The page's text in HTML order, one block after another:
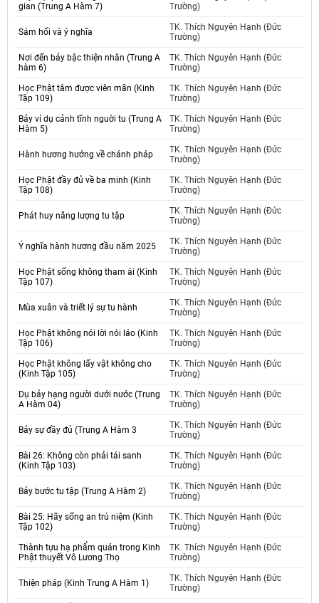
gian (Trung A Hàm 7)
Trường)
Sám hối và ý nghĩa
TK. Thích Nguyên Hạnh (Đức
Trường)
Nơi đến bảy bậc thiện nhân (Trung A
hàm 6)
TK. Thích Nguyên Hạnh (Đức
Trường)
Học Phật tâm được viên mãn (Kinh
Tập 109)
TK. Thích Nguyên Hạnh (Đức
Trường)
Bảy ví dụ cảnh tĩnh nguời tu (Trung A
Hàm 5)
TK. Thích Nguyên Hạnh (Đức
Trường)
Hành hương hướng về chánh pháp
TK. Thích Nguyên Hạnh (Đức
Trường)
Học Phật đầy đủ về ba minh (Kinh
Tập 108)
TK. Thích Nguyên Hạnh (Đức
Trường)
Phát huy năng lượng tu tập
TK. Thích Nguyên Hạnh (Đức
Trường)
Ý nghĩa hành hương đầu năm 2025
TK. Thích Nguyên Hạnh (Đức
Trường)
Học Phật sống không tham ái (Kinh
Tập 107)
TK. Thích Nguyên Hạnh (Đức
Trường)
Mùa xuân và triết lý sự tu hành
TK. Thích Nguyên Hạnh (Đức
Trường)
Học Phật không nói lời nói láo (Kinh
Tập 106)
TK. Thích Nguyên Hạnh (Đức
Trường)
Học Phật không lấy vật không cho
(Kinh Tập 105)
TK. Thích Nguyên Hạnh (Đức
Trường)
Dụ bảy hạng người dưới nước (Trung
A Hàm 04)
TK. Thích Nguyên Hạnh (Đức
Trường)
Bảy sự đầy đủ (Trung A Hàm 3
TK. Thích Nguyên Hạnh (Đức
Trường)
Bài 26: Không còn phải tái sanh
(Kinh Tập 103)
TK. Thích Nguyên Hạnh (Đức
Trường)
Bảy bước tu tập (Trung A Hàm 2)
TK. Thích Nguyên Hạnh (Đức
Trường)
Bài 25: Hãy sống an trú niệm (Kinh
Tập 102)
TK. Thích Nguyên Hạnh (Đức
Trường)
Thành tựu hạ phẩm quán trong Kinh
Phật thuyết Vô Lương Thọ
TK. Thích Nguyên Hạnh (Đức
Trường)
Thiện pháp (Kinh Trung A Hàm 1)
TK. Thích Nguyên Hạnh (Đức
Trường)